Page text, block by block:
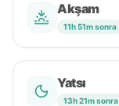
Akşam
11h 51m sonra
Yatsı
13h 21m sonra